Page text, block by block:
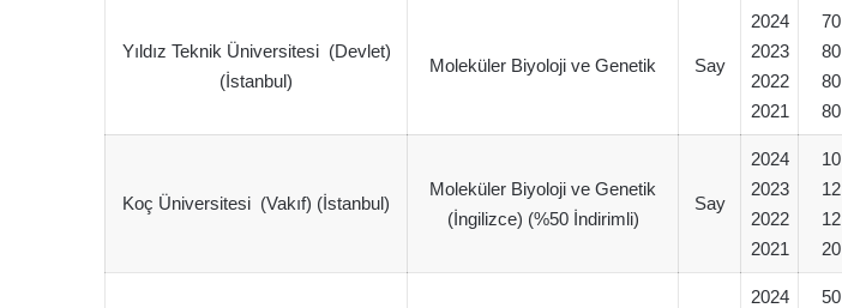
Yıldız Teknik Üniversitesi (Devlet)
(İstanbul)
Moleküler Biyoloji ve Genetik Say
2024
2023
2022
2021
70
80
80
80
Koç Üniversitesi (Vakıf) (İstanbul)
Moleküler Biyoloji ve Genetik
(İngilizce) (%50 İndirimli)
Say
2024
2023
2022
2021
10
12
12
20
2024
50